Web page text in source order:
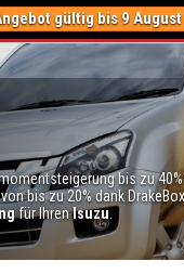
gültig bis 9 August
bis zu
bis zu 20% dank
für IhrenIsuzu